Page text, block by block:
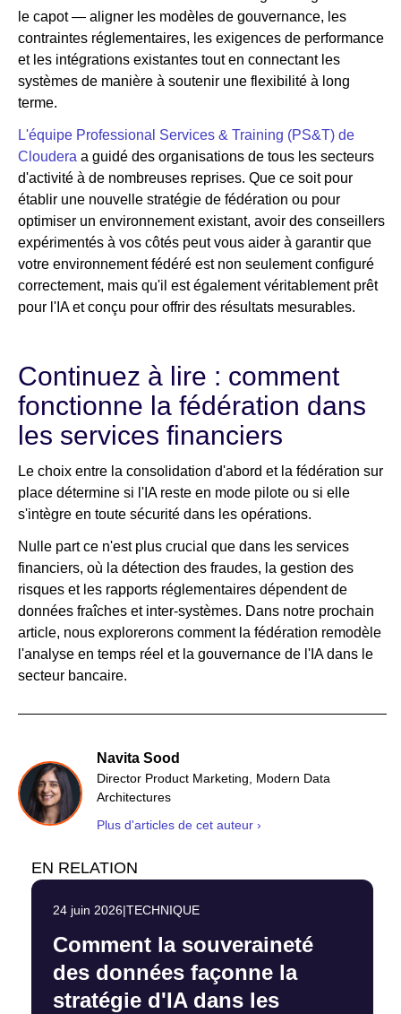
le capot — aligner les modèles de gouvernance, les
contraintes réglementaires, les exigences de performance
et les intégrations existantes tout en connectant les
systèmes de manière à soutenir une flexibilité à long
terme.
L'équipe Professional Services & Training (PS&T) de
Cloudera a guidé des organisations de tous les secteurs
d'activité à de nombreuses reprises. Que ce soit pour
établir une nouvelle stratégie de fédération ou pour
optimiser un environnement existant, avoir des conseillers
expérimentés à vos côtés peut vous aider à garantir que
votre environnement fédéré est non seulement configuré
correctement, mais qu'il est également véritablement prêt
pour l'IA et conçu pour offrir des résultats mesurables.
Continuez à lire : comment
fonctionne la fédération dans
les services financiers
Le choix entre la consolidation d'abord et la fédération sur
place détermine si l'IA reste en mode pilote ou si elle
s'intègre en toute sécurité dans les opérations.
Nulle part ce n'est plus crucial que dans les services
financiers, où la détection des fraudes, la gestion des
risques et les rapports réglementaires dépendent de
données fraîches et inter-systèmes. Dans notre prochain
article, nous explorerons comment la fédération remodèle
l'analyse en temps réel et la gouvernance de l'IA dans le
secteur bancaire.
Navita Sood
Director Product Marketing, Modern Data
Architectures
Plus d'articles de cet auteur ›
EN RELATION
24 juin 2026|TECHNIQUE
Comment la souveraineté
des données façonne la
stratégie d'IA dans les